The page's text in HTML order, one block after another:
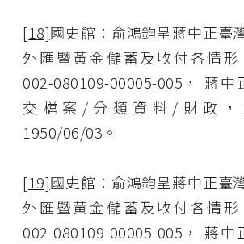
[18]國史館：俞鴻鈞呈蔣中正臺
外匯暨黃金儲蓄及收付各情
002-080109-00005-005， 蔣
交檔案/分類資料/財政，
1950/06/03。
[19]國史館：俞鴻鈞呈蔣中正臺
外匯暨黃金儲蓄及收付各情
002-080109-00005-005， 蔣